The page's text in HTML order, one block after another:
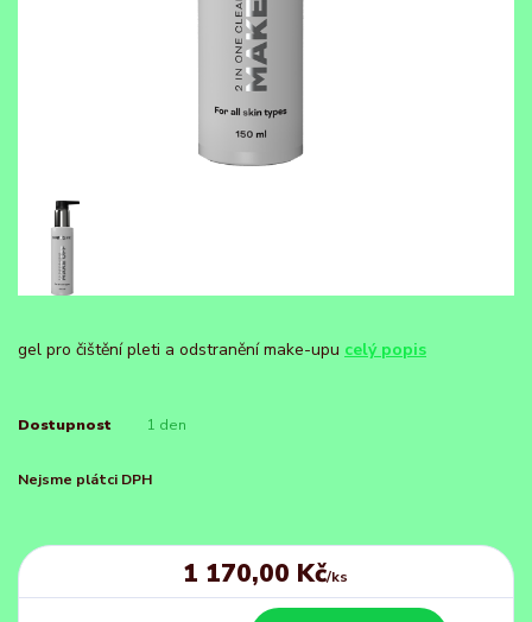
gel pro čištění pleti a odstranění make-upu celý popis
Dostupnost 1 den
Nejsme plátci DPH
1 170,00 Kč/ks